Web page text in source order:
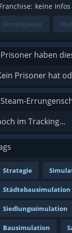
Franchise: keine Infos
Einzelspieler
haben
Prisoner hat
im Tracking...
Strategie
Städtebausimulation
Siedlungssimulation
Bausimulation